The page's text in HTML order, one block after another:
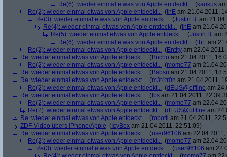
Re(6): wieder einmal etwas von Apple entdeckt... (kaukus
Re(2): wieder einmal etwas von Apple entdeckt... (thE am 21.04.2011,
Re(3): wieder einmal etwas von Apple entdeckt... (Justin B. am
Re(4): wieder einmal etwas von Apple entdeckt... (thE am
Re(5): wieder einmal etwas von Apple entdeckt... (Justin B. am
Re(6): wieder einmal etwas von Apple entdeckt... (thE am
Re(2): wieder einmal etwas von Apple entdeckt... (Entity am
Re: wieder einmal etwas von Apple entdeckt... (Bucho am 21.04.2011,
Re(2): wieder einmal etwas von Apple entdeckt... (momo77 am
Re: wieder einmal etwas von Apple entdeckt... (Babsü am 21.04.2011,
Re: wieder einmal etwas von Apple entdeckt... (m3t4tr0n am 21.04.2011,
Re(2): wieder einmal etwas von Apple entdeckt... (dEUS@offline am
Re: wieder einmal etwas von Apple entdeckt... (fps am 21.04.2011,
Re(2): wieder einmal etwas von Apple entdeckt... (momo77 am
Re(2): wieder einmal etwas von Apple entdeckt... (dEUS@offline am
Re: wieder einmal etwas von Apple entdeckt... (robotti am 21.04.2011,
ZDF-Video übers iPhone/Apple ( IcyBox am 21.04.2011, 22:51:09)
Re: wieder einmal etwas von Apple entdeckt... (user96106 am
Re(2): wieder einmal etwas von Apple entdeckt... (momo77 am
Re(3): wieder einmal etwas von Apple entdeckt... (user96106 am